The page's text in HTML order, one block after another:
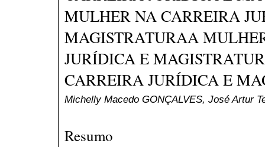
MULHER NA CARREIRA
MAGISTRATURAA
JURÍDICA E
CARREIRA JURÍDICA E
Michelly Macedo GONÇALVES, José Artur
Resumo